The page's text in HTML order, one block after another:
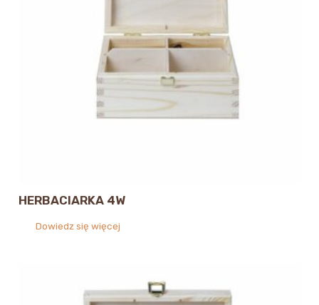
HERBACIARKA 4W
Dowiedz się więcej